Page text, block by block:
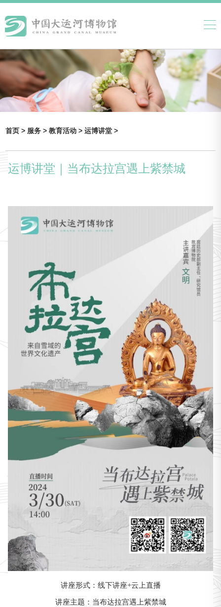
首页 > 服务 >教育活动 >运博讲堂 >
运博讲堂｜当布达拉宫遇上紫禁城
讲座形式：线下讲座+云上直播
讲座主题：当布达拉宫遇上紫禁城